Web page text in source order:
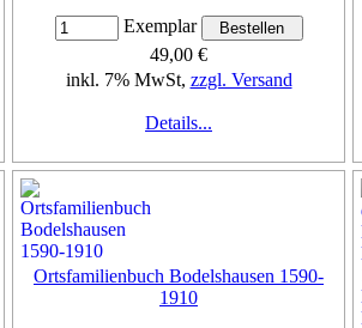
Exemplar
49,00 €
inkl. 7% MwSt, zzgl. Versand
Details...
Ortsfamilienbuch Bodelshausen 1590-
1910